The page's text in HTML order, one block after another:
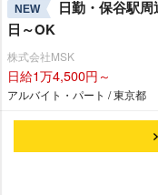
NEW
日勤・保谷駅
日～OK
株式会社MSK
日給1万4,500円～
アルバイト・パート / 東京都